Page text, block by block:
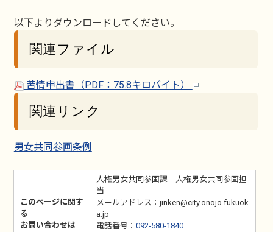
以下よりダウンロードしてください。
関連ファイル
苦情申出書（PDF：75.8キロバイト）
関連リンク
男女共同参画条例
このページに関す
る
お問い合わせは
人権男女共同参画課 人権男女共同参画担
当
メールアドレス：jinken@city.onojo.fukuok
a.jp
電話番号： 092-580-1840